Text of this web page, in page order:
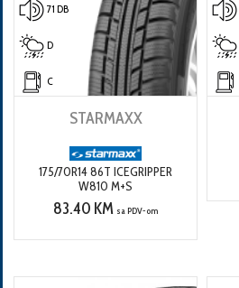
71 DB
D
C
STARMAXX
175/70R14 86T ICEGRIPPER
W810 M+S
83.40 KM sa PDV-om